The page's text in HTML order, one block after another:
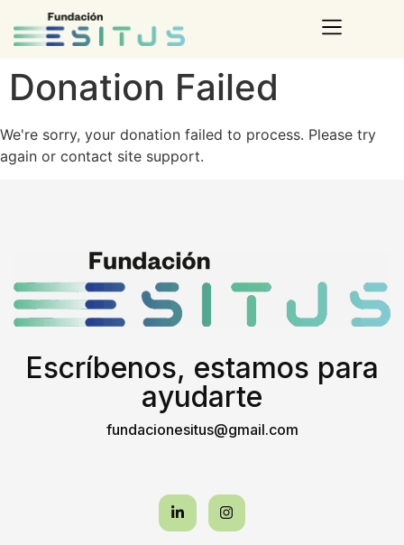
contenido
Donation Failed
We're sorry, your donation failed to process. Please try
again or contact site support.
Escríbenos, estamos para
ayudarte
fundacionesitus@gmail.com